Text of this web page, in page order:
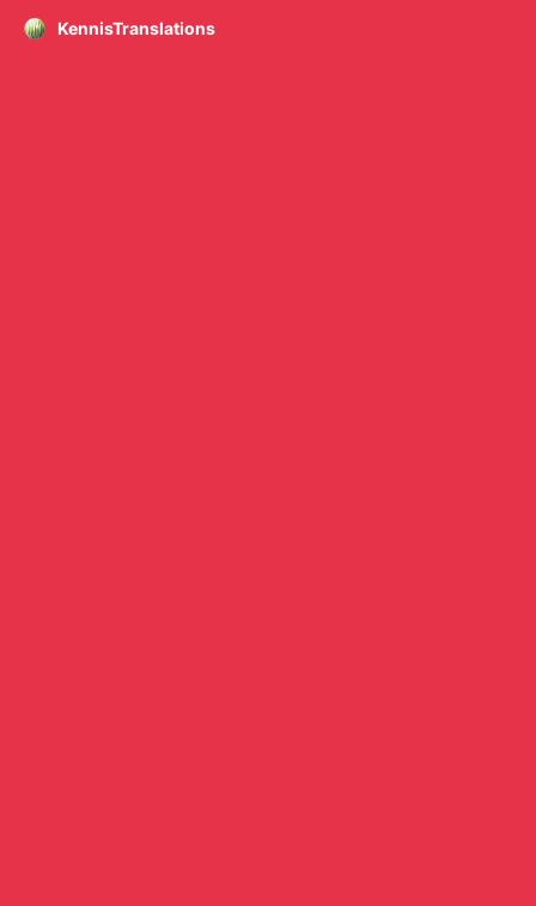
KennisTranslations